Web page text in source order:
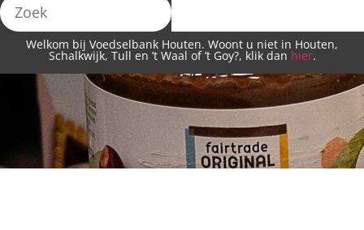
Welkom bij Voedselbank Houten. Woont u niet in Houten,
Schalkwijk, Tull en ’t Waal of ’t Goy?, klik dan hier.